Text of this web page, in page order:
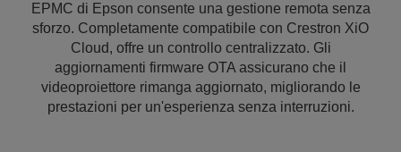
EPMC di Epson consente una gestione remota senza
sforzo. Completamente compatibile con Crestron XiO
Cloud, offre un controllo centralizzato. Gli
aggiornamenti firmware OTA assicurano che il
videoproiettore rimanga aggiornato, migliorando le
prestazioni per un'esperienza senza interruzioni.